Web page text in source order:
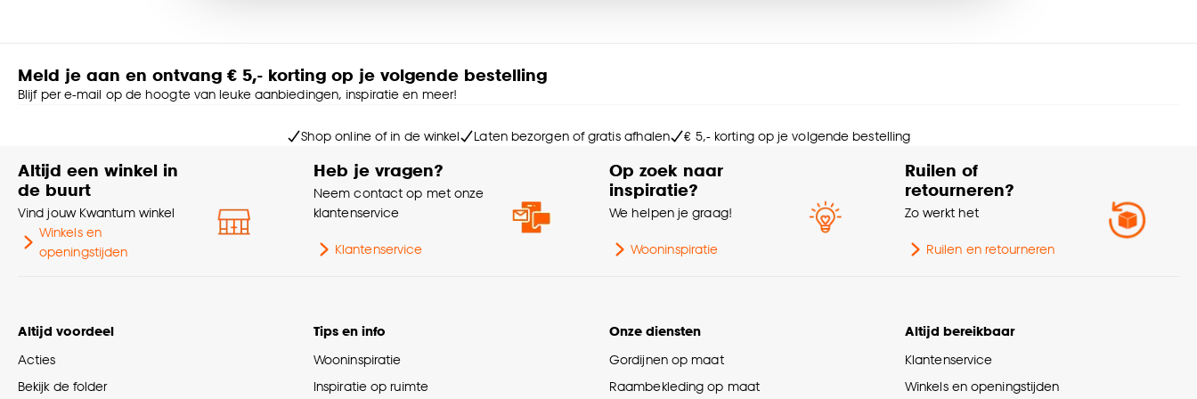
Breedte 140 CM
200 CM
Meld je aan en ontvang € 5,- korting op je volgende bestelling
Blijf per e-mail op de hoogte van leuke aanbiedingen, inspiratie en meer!
Shop online of in de winkel Laten bezorgen of gratis afhalen € 5,- korting op je volgende bestelling
Altijd een winkel in
de buurt
Vind jouw Kwantum winkel
Winkels en
openingstijden
Heb je vragen?
Neem contact op met onze
klantenservice
Klantenservice
Op zoek naar
inspiratie?
We helpen je graag!
Wooninspiratie
Ruilen of
retourneren?
Zo werkt het
Ruilen en retourneren
Altijd voordeel
Acties
Bekijk de folder
Tips en info
Wooninspiratie
Inspiratie op ruimte
Onze diensten
Gordijnen op maat
Raambekleding op maat
Altijd bereikbaar
Klantenservice
Winkels en openingstijden